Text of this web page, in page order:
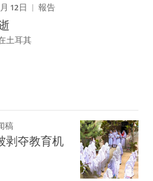
12日 報告
土耳其
稿
剥夺教育机